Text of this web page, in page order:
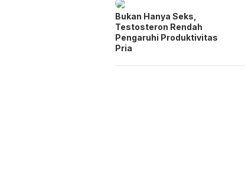
Bukan Hanya Seks,
Testosteron Rendah
Pengaruhi Produktivitas
Pria